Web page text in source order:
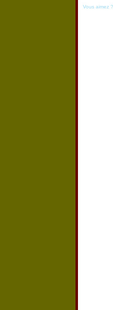
Vous aimez ?